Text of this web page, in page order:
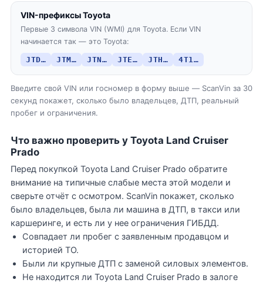
VIN-префиксы Toyota
Первые 3 символа VIN (WMI) для Toyota. Если VIN
начинается так — это Toyota:
JTD… JTM… JTN… JTE… JTH… 4T1…
Введите свой VIN или госномер в форму выше — ScanVin за 30
секунд покажет, сколько было владельцев, ДТП, реальный
пробег и ограничения.
Что важно проверить у Toyota Land Cruiser
Prado
Перед покупкой Toyota Land Cruiser Prado обратите
внимание на типичные слабые места этой модели и
сверьте отчёт с осмотром. ScanVin покажет, сколько
было владельцев, была ли машина в ДТП, в такси или
каршеринге, и есть ли у нее ограничения ГИБДД.
Совпадает ли пробег с заявленным продавцом и
историей ТО.
Были ли крупные ДТП с заменой силовых элементов.
Не находится ли Toyota Land Cruiser Prado в залоге